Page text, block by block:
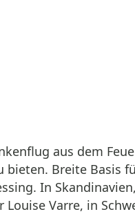
aus dem
bieten. Breite Basis
In
Varre, in